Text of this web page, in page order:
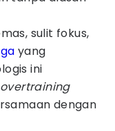
sulit fokus,
yang
ini
overtraining
dengan